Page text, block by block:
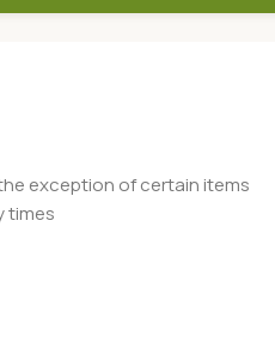
exception of certain items
times